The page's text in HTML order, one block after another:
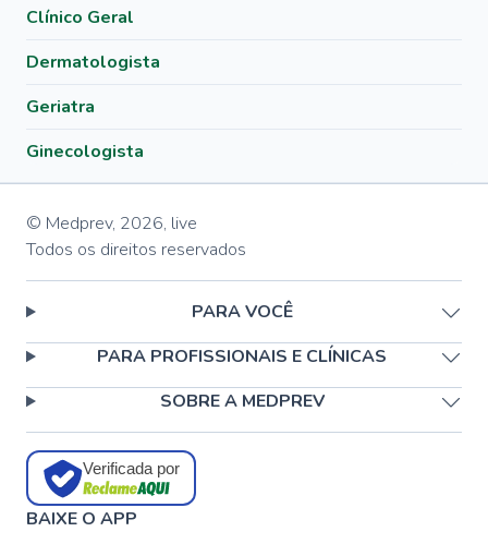
Clínico Geral
Dermatologista
Geriatra
Ginecologista
© Medprev, 2026, live
Todos os direitos reservados
PARA VOCÊ
PARA PROFISSIONAIS E CLÍNICAS
SOBRE A MEDPREV
Verificada por
BAIXE O APP